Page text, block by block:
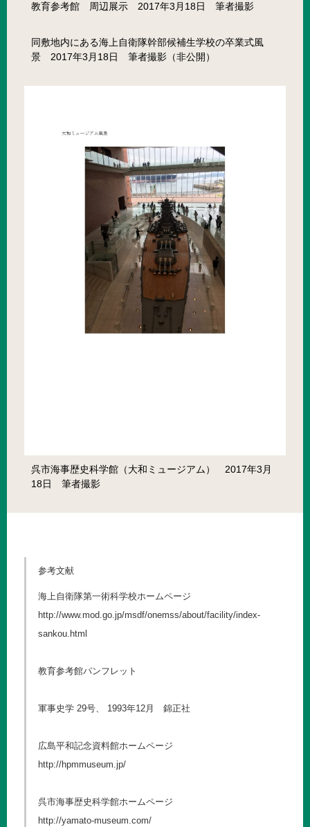
教育参考館 周辺展示 2017年3月18日 筆者撮影
同敷地内にある海上自衛隊幹部候補生学校の卒業式風
景 2017年3月18日 筆者撮影（非公開）
呉市海事歴史科学館（大和ミュージアム） 2017年3月
18日 筆者撮影
参考文献
海上自衛隊第一術科学校ホームページ
http://www.mod.go.jp/msdf/onemss/about/facility/index-
sankou.html
教育参考館パンフレット
軍事史学 29号、 1993年12月 錦正社
広島平和記念資料館ホームページ
http://hpmmuseum.jp/
呉市海事歴史科学館ホームページ
http://yamato-museum.com/